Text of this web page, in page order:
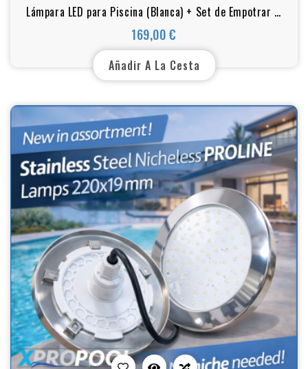
Lámpara LED para Piscina (Blanca) + Set de Empotrar –
Antracita – PAR56 – Set Completo
169,00 €
Precio
Añadir A La Cesta